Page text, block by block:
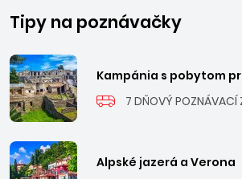
Tipy na poznávačky
Kampánia s pobytom
7 DŇOVÝ POZNÁVACÍ
Alpské jazerá a Verona